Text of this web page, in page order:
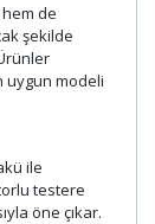
hem de
şekilde
uygun modeli
ile
testere
öne çıkar.